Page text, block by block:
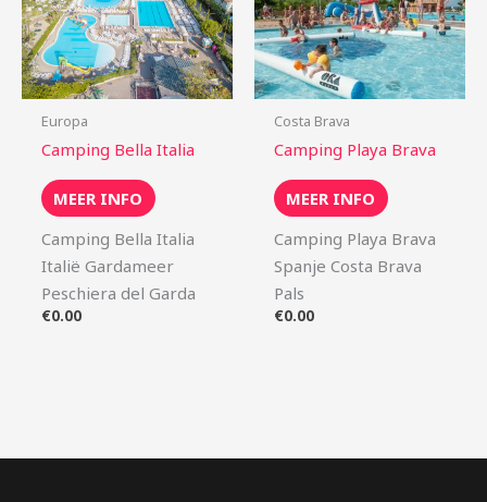
Europa
Camping Bella Italia
MEER INFO
Camping Bella Italia
Italië Gardameer
Peschiera del Garda
€0.00
Costa Brava
Camping Playa Brava
MEER INFO
Camping Playa Brava
Spanje Costa Brava
Pals
€0.00